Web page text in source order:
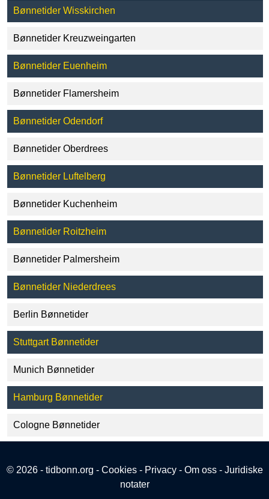
Bønnetider Wisskirchen
Bønnetider Kreuzweingarten
Bønnetider Euenheim
Bønnetider Flamersheim
Bønnetider Odendorf
Bønnetider Oberdrees
Bønnetider Luftelberg
Bønnetider Kuchenheim
Bønnetider Roitzheim
Bønnetider Palmersheim
Bønnetider Niederdrees
Berlin Bønnetider
Stuttgart Bønnetider
Munich Bønnetider
Hamburg Bønnetider
Cologne Bønnetider
© 2026 - tidbonn.org - Cookies- Privacy- Om oss- Juridiske
notater